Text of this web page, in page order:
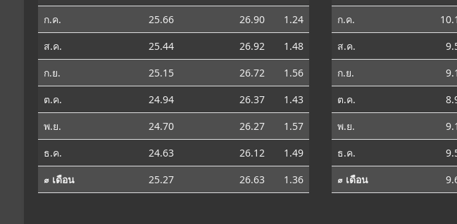
ก.ค.
25.66 26.90
1.24
ส.ค.
25.44 26.92
1.48
ก.ย.
25.15 26.72
1.56
ต.ค.
24.94 26.37
1.43
พ.ย.
24.70 26.27
1.57
ธ.ค.
24.63 26.12
1.49
⌀ เดือน
25.27 26.63 1.36
ก.ค.
ส.ค.
ก.ย.
ต.ค.
พ.ย.
ธ.ค.
⌀ เดือน